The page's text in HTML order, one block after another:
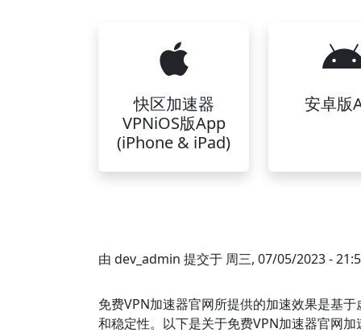
快区加速器
VPNiOS版App
(iPhone & iPad)
安卓版
由 dev_admin 提交于 周三, 07/05/2023 -
免费VPN加速器官网所提供的加速效果是基
和稳定性。以下是关于免费VPN加速器官网